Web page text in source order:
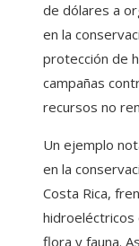
de dólares a
en la
protección de
campañas
recursos no
Un ejemplo
en la
Costa Rica,
hidroeléctricos
flora y fauna.